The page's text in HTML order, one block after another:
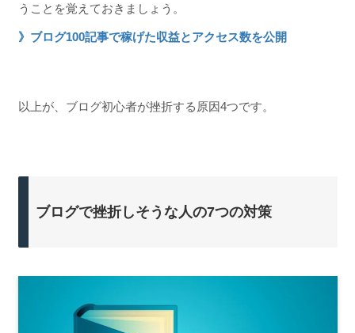
うことを覚えておきましょう。
》ブログ100記事で稼げた収益とアクセス数を公開
以上が、ブログ初心者が挫折する原因4つです。
ブログで挫折しそうな人の7つの対策